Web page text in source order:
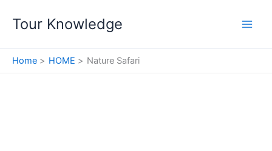
Tour Knowledge
Home HOME Nature Safari